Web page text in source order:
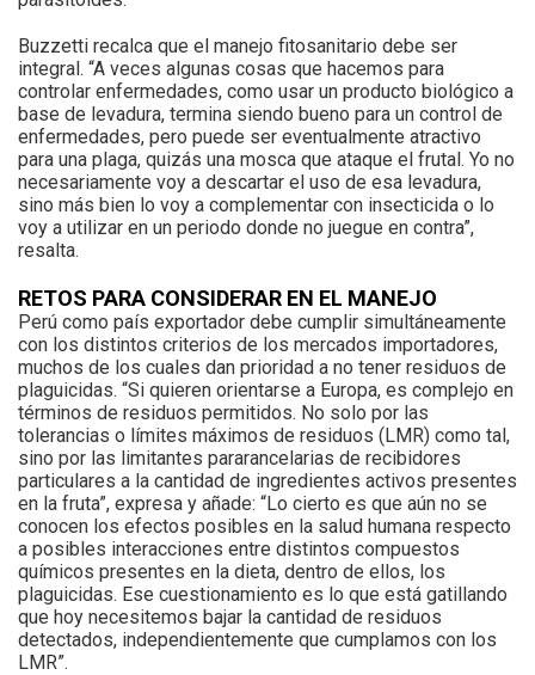
Buzzetti recalca que el manejo fitosanitario debe ser
integral. “A veces algunas cosas que hacemos para
controlar enfermedades, como usar un producto biológico a
base de levadura, termina siendo bueno para un control de
enfermedades, pero puede ser eventualmente atractivo
para una plaga, quizás una mosca que ataque el frutal. Yo no
necesariamente voy a descartar el uso de esa levadura,
sino más bien lo voy a complementar con insecticida o lo
voy a utilizar en un periodo donde no juegue en contra”,
resalta.
RETOS PARA CONSIDERAR EN EL MANEJO
Perú como país exportador debe cumplir simultáneamente
con los distintos criterios de los mercados importadores,
muchos de los cuales dan prioridad a no tener residuos de
plaguicidas. “Si quieren orientarse a Europa, es complejo en
términos de residuos permitidos. No solo por las
tolerancias o límites máximos de residuos (LMR) como tal,
sino por las limitantes pararancelarias de recibidores
particulares a la cantidad de ingredientes activos presentes
en la fruta”, expresa y añade: “Lo cierto es que aún no se
conocen los efectos posibles en la salud humana respecto
a posibles interacciones entre distintos compuestos
químicos presentes en la dieta, dentro de ellos, los
plaguicidas. Ese cuestionamiento es lo que está gatillando
que hoy necesitemos bajar la cantidad de residuos
detectados, independientemente que cumplamos con los
LMR”.